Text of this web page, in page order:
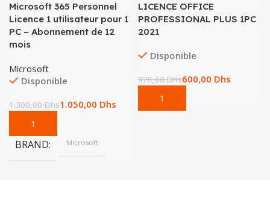
Microsoft 365 Personnel
Licence 1 utilisateur pour 1
PC – Abonnement de 12
mois
Microsoft
Disponible
1.300,00Dhs1.050,00 Dhs
BRAND Microsoft
LICENCE OFFICE
PROFESSIONAL PLUS 1PC
2021
Disponible
970,00Dhs600,00 Dhs